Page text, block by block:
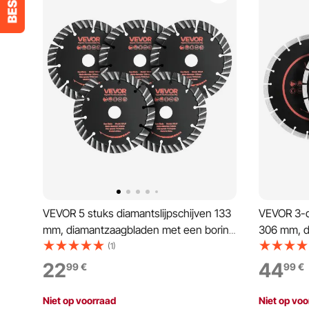
VEVOR 5 stuks diamantslijpschijven 133
mm, diamantzaagbladen met een boring
van 20 mm en een segmenthoogte van
13 mm, max. 7000 tpm
diamantslijpschijven voor droog/nat
zagen, slijpschijf voor beton,
(1)
2299€
Niet op voorraad
VEVOR
306 mm,
boring
tpm
zagen,
4499€
Niet op